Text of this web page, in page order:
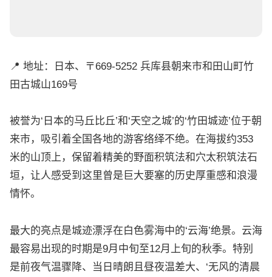
📍 地址：日本、〒669-5252 兵库县朝来市和田山町竹
田古城山169号
被誉为‘日本的马丘比丘’和‘天空之城’的‘竹田城迹’位于朝
来市，吸引着全国各地的游客络绎不绝。在海拔约353
米的山顶上，保留着精美的野面积筑法和穴太积筑法石
垣，让人感受到这里曾是巨大要塞的历史厚重感和浪漫
情怀。
最大的亮点是城迹漂浮在白色雾海中的‘云海’绝景。云海
最容易出现的时期是9月中旬至12月上旬的秋季。特别
是前夜气温骤降、当日晴朗且昼夜温差大、‘无风的清晨